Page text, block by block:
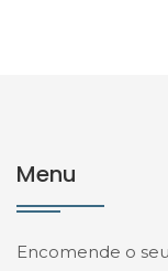
Menu
Encomende o